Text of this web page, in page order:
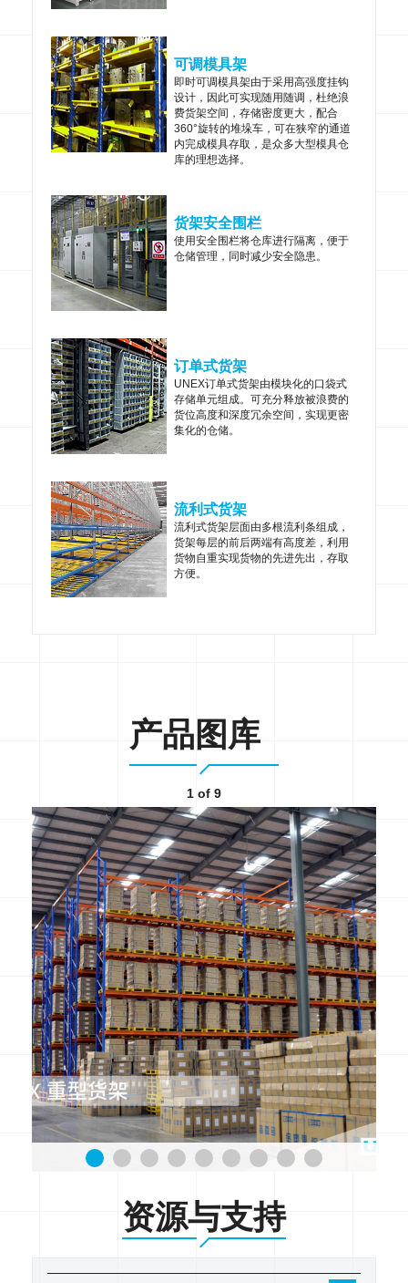
可调模具架
即时可调模具架由于采用高强度挂钩
设计，因此可实现随用随调，杜绝浪
费货架空间，存储密度更大，配合
360°旋转的堆垛车，可在狭窄的通道
内完成模具存取，是众多大型模具仓
库的理想选择。
货架安全围栏
使用安全围栏将仓库进行隔离，便于
仓储管理，同时减少安全隐患。
订单式货架
UNEX订单式货架由模块化的口袋式
存储单元组成。可充分释放被浪费的
货位高度和深度冗余空间，实现更密
集化的仓储。
流利式货架
流利式货架层面由多根流利条组成，
货架每层的前后两端有高度差，利用
货物自重实现货物的先进先出，存取
方便。
产品图库
1 of 9
资源与支持